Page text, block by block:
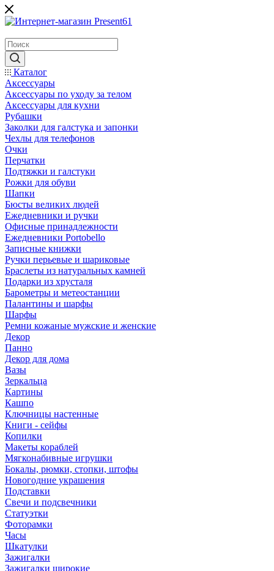
Каталог
Аксессуары
Аксессуары по уходу за телом
Аксессуары для кухни
Рубашки
Заколки для галстука и запонки
Чехлы для телефонов
Очки
Перчатки
Подтяжки и галстуки
Рожки для обуви
Шапки
Бюсты великих людей
Ежедневники и ручки
Офисные принадлежности
Ежедневники Portobello
Записные книжки
Ручки перьевые и шариковые
Браслеты из натуральных камней
Подарки из хрусталя
Барометры и метеостанции
Палантины и шарфы
Шарфы
Ремни кожаные мужские и женские
Декор
Панно
Декор для дома
Вазы
Зеркальца
Картины
Кашпо
Ключницы настенные
Книги - сейфы
Копилки
Макеты кораблей
Мягконабивные игрушки
Бокалы, рюмки, стопки, штофы
Новогодние украшения
Подставки
Свечи и подсвечники
Статуэтки
Фоторамки
Часы
Шкатулки
Зажигалки
Зажигалки широкие